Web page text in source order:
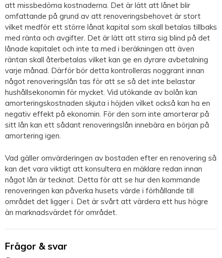
att missbedöma kostnaderna. Det är lätt att lånet blir
omfattande på grund av att renoveringsbehovet är stort
vilket medför ett större lånat kapital som skall betalas tillbaks
med ränta och avgifter. Det är lätt att stirra sig blind på det
lånade kapitalet och inte ta med i beräkningen att även
räntan skall återbetalas vilket kan ge en dyrare avbetalning
varje månad. Därför bör detta kontrolleras noggrant innan
något renoveringslån tas för att se så det inte belastar
hushållsekonomin för mycket. Vid utökande av bolån kan
amorteringskostnaden skjuta i höjden vilket också kan ha en
negativ effekt på ekonomin. För den som inte amorterar på
sitt lån kan ett sådant renoveringslån innebära en början på
amortering igen.
Vad gäller omvärderingen av bostaden efter en renovering så
kan det vara viktigt att konsultera en mäklare redan innan
något lån är tecknat. Detta för att se hur den kommande
renoveringen kan påverka husets värde i förhållande till
området det ligger i. Det är svårt att värdera ett hus högre
än marknadsvärdet för området.
Frågor & svar